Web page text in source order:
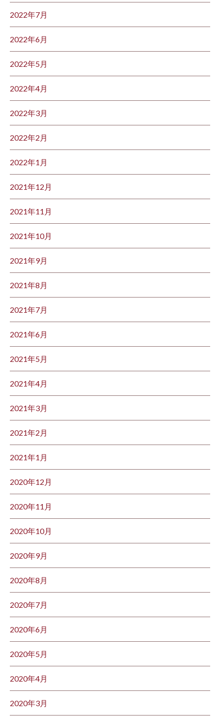
2022年7月
2022年6月
2022年5月
2022年4月
2022年3月
2022年2月
2022年1月
2021年12月
2021年11月
2021年10月
2021年9月
2021年8月
2021年7月
2021年6月
2021年5月
2021年4月
2021年3月
2021年2月
2021年1月
2020年12月
2020年11月
2020年10月
2020年9月
2020年8月
2020年7月
2020年6月
2020年5月
2020年4月
2020年3月